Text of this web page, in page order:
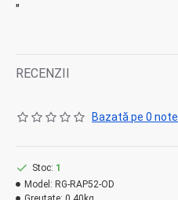
"
RECENZII
Bazată pe 0 note.
Stoc: 1
Model: RG-RAP52-OD